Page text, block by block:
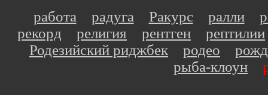
работа
радуга Ракурс ралли
рекорд
религия рентген
рептилии
Родезийский риджбек
родео
рыба-клоун